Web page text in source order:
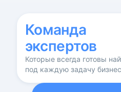
Команда
экспертов
Которые всегда готовы
под каждую задачу